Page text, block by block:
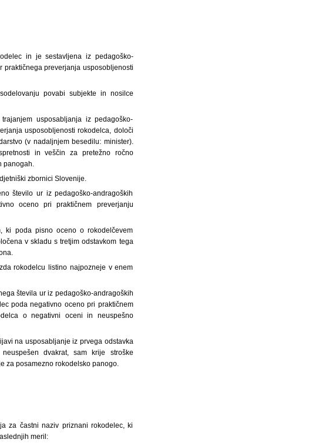
in je sestavljena iz pedagoško-
praktičnega preverjanja usposobljenosti
povabi subjekte in nosilce
usposabljanja iz pedagoško-
usposobljenosti rokodelca, določi
(v nadaljnjem besedilu: minister).
in veščin za pretežno ročno
zbornici Slovenije.
število ur iz pedagoško-andragoških
oceno pri praktičnem preverjanju
ki poda pisno oceno o rokodelčevem
v skladu s tretjim odstavkom tega
rokodelcu listino najpozneje v enem
števila ur iz pedagoško-andragoških
poda negativno oceno pri praktičnem
o negativni oceni in neuspešno
na usposabljanje iz prvega odstavka
dvakrat, sam krije stroške
za posamezno rokodelsko panogo.
za častni naziv priznani rokodelec, ki
meril: